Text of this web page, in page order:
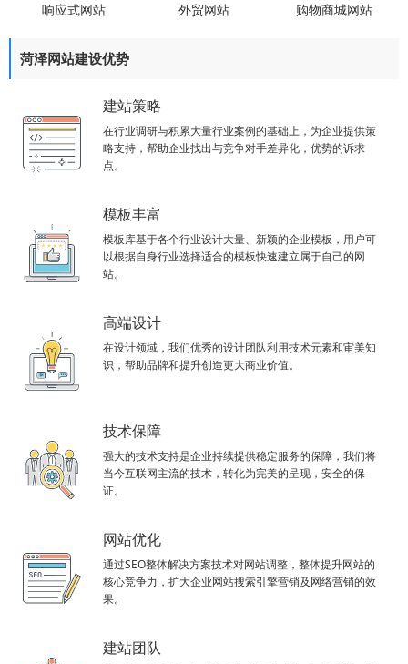
响应式网站 外贸网站 购物商城网站
菏泽网站建设优势
建站策略
在行业调研与积累大量行业案例的基础上，为企业提供策
略支持，帮助企业找出与竞争对手差异化，优势的诉求
点。
模板丰富
模板库基于各个行业设计大量、新颖的企业模板，用户可
以根据自身行业选择适合的模板快速建立属于自己的网
站。
高端设计
在设计领域，我们优秀的设计团队利用技术元素和审美知
识，帮助品牌和提升创造更大商业价值。
技术保障
强大的技术支持是企业持续提供稳定服务的保障，我们将
当今互联网主流的技术，转化为完美的呈现，安全的保
证。
网站优化
通过SEO整体解决方案技术对网站调整，整体提升网站的
核心竞争力，扩大企业网站搜索引擎营销及网络营销的效
果。
建站团队